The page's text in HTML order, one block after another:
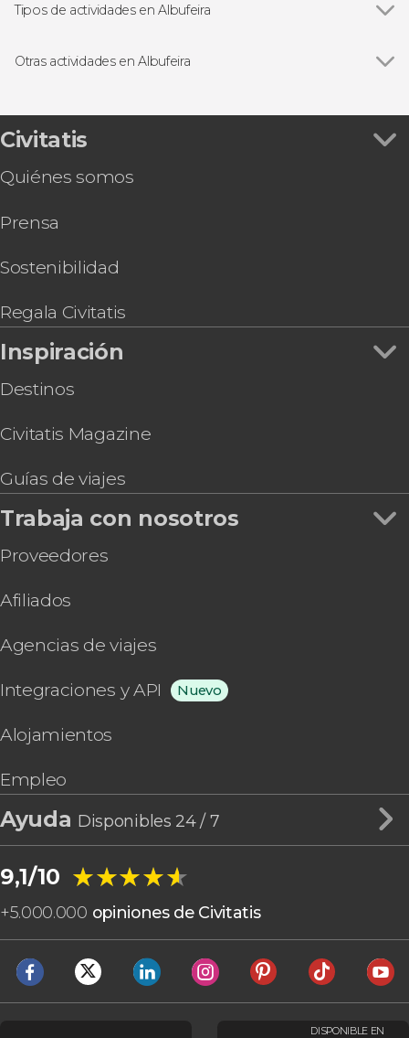
Tipos de actividades en Albufeira
Excursiones de un día
Otras actividades en Albufeira
Avistamiento de delfines en Albufeira
Tour en quad por el Algarve
Bautismo de buceo en Albufeira
Tour en kayak por las cuevas de Benagil
Tour en 4x4 por el Algarve
Civitatis
Quiénes somos
Prensa
Sostenibilidad
Regala Civitatis
Inspiración
Destinos
Civitatis Magazine
Guías de viajes
Trabaja con nosotros
Proveedores
Afiliados
Agencias de viajes
Integraciones y API Nuevo
Alojamientos
Empleo
Ayuda Disponibles 24 / 7
9,1/10 ★★★★★
★★★★★
+5.000.000 opiniones de Civitatis
DISPONIBLE EN